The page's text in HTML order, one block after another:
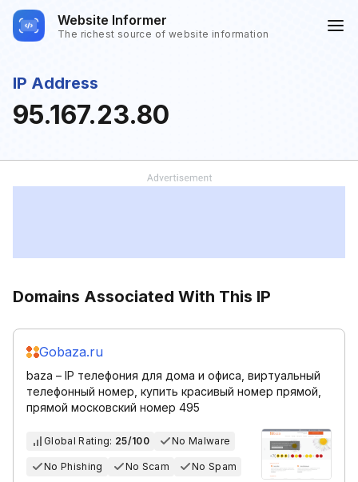
Website Informer
The richest source of website information
IP Address
95.167.23.80
Domains Associated With This IP
Gobaza.ru
baza – IP телефония для дома и офиса, виртуальный
телефонный номер, купить красивый номер прямой,
прямой московский номер 495
Global Rating: 25/100 No Malware
No Phishing No Scam No Spam